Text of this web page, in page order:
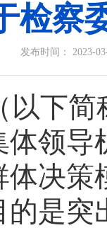
检察
发布时间： 2023-
以下简
领导
决策
是突